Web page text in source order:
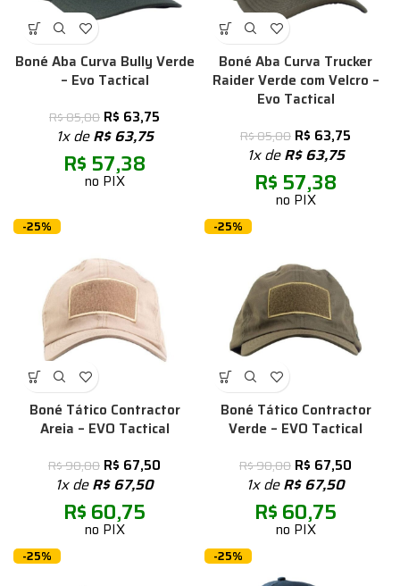
Boné Aba Curva Bully Verde
– Evo Tactical
R$85,00 R$ 63,75
1x deR$63,75
R$ 57,38
no PIX
Boné Aba Curva Trucker
Raider Verde com Velcro –
Evo Tactical
R$85,00 R$ 63,75
1x deR$63,75
R$ 57,38
no PIX
-25%
Boné Tático Contractor
Areia – EVO Tactical
R$90,00 R$ 67,50
1x deR$67,50
R$ 60,75
no PIX
-25%
Boné Tático Contractor
Verde – EVO Tactical
R$90,00 R$ 67,50
1x deR$67,50
R$ 60,75
no PIX
-25% -25%